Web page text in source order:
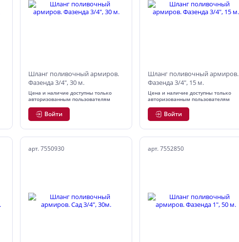
Шланг поливочный армиров.
Фазенда 3/4", 30 м.
Цена и наличие доступны только
авторизованным пользователям
Войти
Шланг поливочный армиров.
Фазенда 3/4", 15 м.
Цена и наличие доступны только
авторизованным пользователям
Войти
арт. 7550930 арт. 7552850